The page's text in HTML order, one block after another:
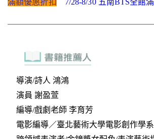
滿額優惠折扣
7/28-8/30 五南BTS全館